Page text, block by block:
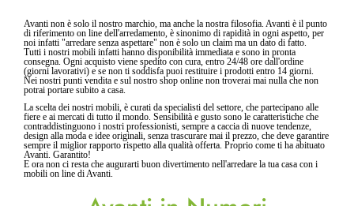
Avanti non è solo il nostro marchio, ma anche la nostra filosofia. Avanti è il punto
di riferimento on line dell'arredamento, è sinonimo di rapidità in ogni aspetto, per
noi infatti "arredare senza aspettare" non è solo un claim ma un dato di fatto.
Tutti i nostri mobili infatti hanno disponibilità immediata e sono in pronta
consegna. Ogni acquisto viene spedito con cura, entro 24/48 ore dall'ordine
(giorni lavorativi) e se non ti soddisfa puoi restituire i prodotti entro 14 giorni.
Nei nostri punti vendita e sul nostro shop online non troverai mai nulla che non
potrai portare subito a casa.
La scelta dei nostri mobili, è curati da specialisti del settore, che partecipano alle
fiere e ai mercati di tutto il mondo. Sensibilità e gusto sono le caratteristiche che
contraddistinguono i nostri professionisti, sempre a caccia di nuove tendenze,
design alla moda e idee originali, senza trascurare mai il prezzo, che deve garantire
sempre il miglior rapporto rispetto alla qualità offerta. Proprio come ti ha abituato
Avanti. Garantito!
E ora non ci resta che augurarti buon divertimento nell'arredare la tua casa con i
mobili on line di Avanti.